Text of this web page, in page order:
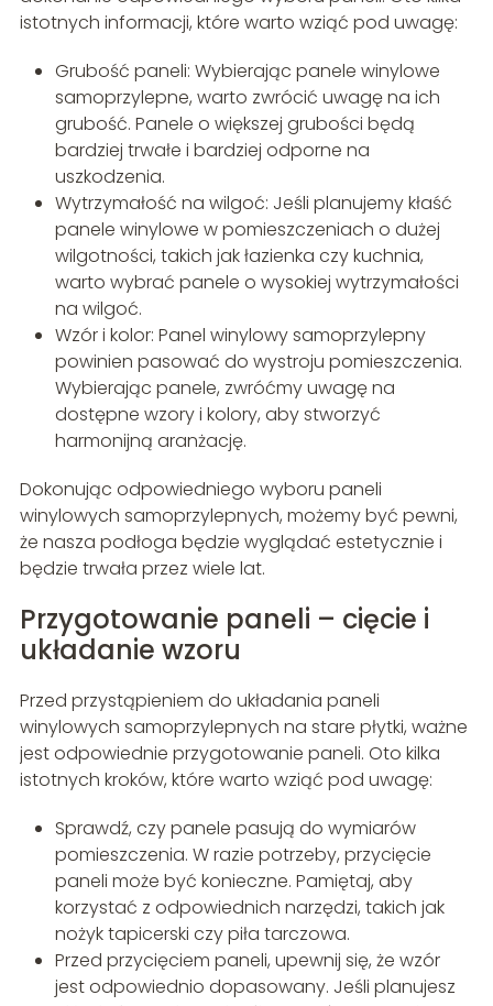
istotnych informacji, które warto wziąć pod uwagę:
Grubość paneli: Wybierając panele winylowe
samoprzylepne, warto zwrócić uwagę na ich
grubość. Panele o większej grubości będą
bardziej trwałe i bardziej odporne na
uszkodzenia.
Wytrzymałość na wilgoć: Jeśli planujemy kłaść
panele winylowe w pomieszczeniach o dużej
wilgotności, takich jak łazienka czy kuchnia,
warto wybrać panele o wysokiej wytrzymałości
na wilgoć.
Wzór i kolor: Panel winylowy samoprzylepny
powinien pasować do wystroju pomieszczenia.
Wybierając panele, zwróćmy uwagę na
dostępne wzory i kolory, aby stworzyć
harmonijną aranżację.
Dokonując odpowiedniego wyboru paneli
winylowych samoprzylepnych, możemy być pewni,
że nasza podłoga będzie wyglądać estetycznie i
będzie trwała przez wiele lat.
Przygotowanie paneli – cięcie i
układanie wzoru
Przed przystąpieniem do układania paneli
winylowych samoprzylepnych na stare płytki, ważne
jest odpowiednie przygotowanie paneli. Oto kilka
istotnych kroków, które warto wziąć pod uwagę:
Sprawdź, czy panele pasują do wymiarów
pomieszczenia. W razie potrzeby, przycięcie
paneli może być konieczne. Pamiętaj, aby
korzystać z odpowiednich narzędzi, takich jak
nożyk tapicerski czy piła tarczowa.
Przed przycięciem paneli, upewnij się, że wzór
jest odpowiednio dopasowany. Jeśli planujesz